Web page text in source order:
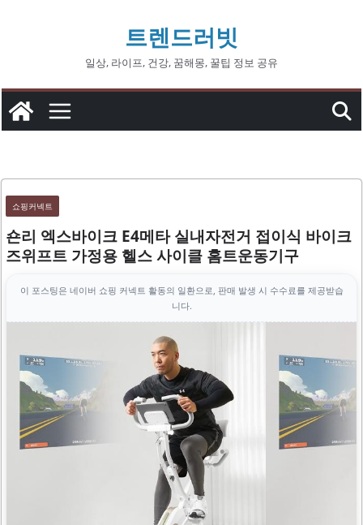
트렌드러빗
일상, 라이프, 건강, 꿈해몽, 꿀팁 정보 공유
쇼핑커넥트
숀리 엑스바이크 E4메타 실내자전거 접이식 바이크
즈위프트 가정용 헬스 사이클 홈트운동기구
이 포스팅은 네이버 쇼핑 커넥트 활동의 일환으로, 판매 발생 시 수수료를 제공받습
니다.